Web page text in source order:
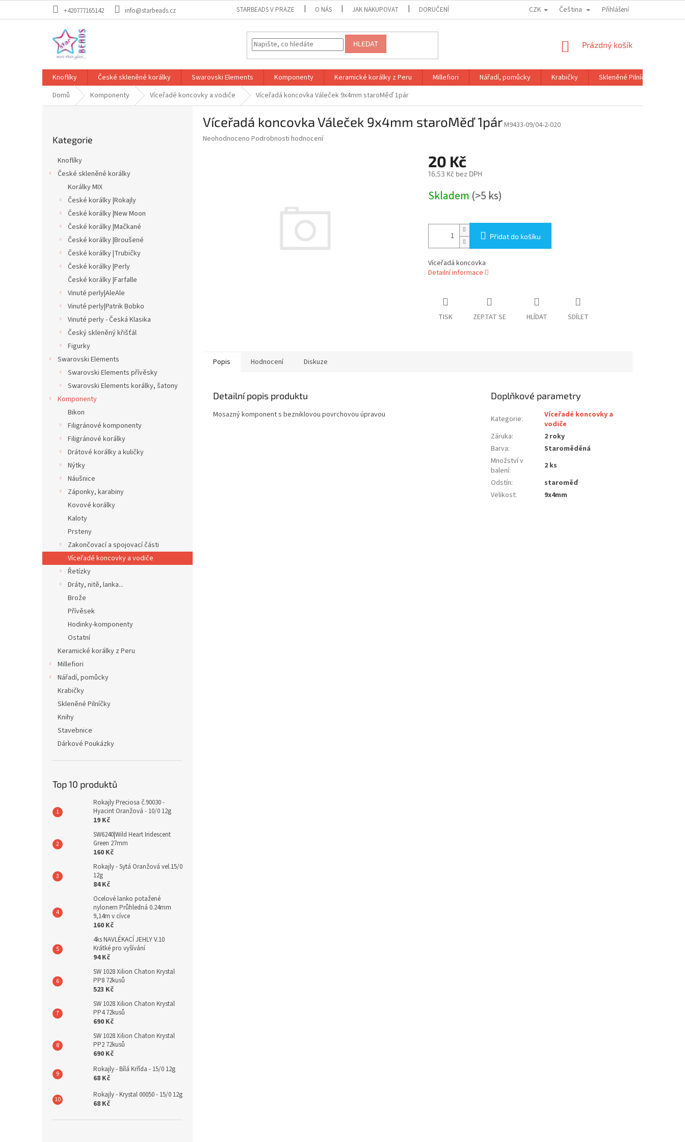
+420777165142 info@starbeads.cz STARBEADS V PRAZE O NÁS JAK NAKUPOVAT DORUČENÍ OBCHODNÍ PODMÍNKY GDPR
CZK Čeština Přihlášení
HLEDAT
NÁKUPNÍ
Prázdný košík
Knoflíky České skleněné korálky Swarovski Elements Komponenty Keramické korálky z Peru Millefiori Nářadí, pomůcky Krabičky Skleněné Pilníčky
Domů
Komponenty Víceřadé koncovky a vodiče Víceřadá koncovka Váleček 9x4mm staroMěď 1pár
kategorie
Kategorie
Knoflíky
České skleněné korálky
Korálky MIX
České korálky |Rokajly
České korálky |New Moon
České korálky |Mačkané
České korálky |Broušené
České korálky |Trubičky
České korálky |Perly
České korálky |Farfalle
Vinuté perly|AleAle
Vinuté perly|Patrik Bobko
Vinuté perly - Česká Klasika
Český skleněný křišťál
Figurky
Swarovski Elements
Swarovski Elements přívěsky
Swarovski Elements korálky, šatony
Komponenty
Bikon
Filigránové komponenty
Filigránové korálky
Drátové korálky a kuličky
Nýtky
Náušnice
Záponky, karabiny
Kovové korálky
Kaloty
Prsteny
Zakončovací a spojovací části
Víceřadé koncovky a vodiče
Řetízky
Dráty, nitě, lanka...
Brože
Přívěsek
Hodinky-komponenty
Ostatní
Keramické korálky z Peru
Millefiori
Nářadí, pomůcky
Krabičky
Skleněné Pilníčky
Knihy
Stavebnice
Dárkové Poukázky
Top 10 produktů
Rokajly Preciosa č.90030 -
Hyacint Oranžová - 10/0 12g
19 Kč
SW6240|Wild Heart Iridescent
Green 27mm
160 Kč
Rokajly - Sytá Oranžová vel.15/0
12g
84 Kč
Ocelové lanko potažené
nylonem Průhledná 0.24mm
9,14m v cívce
160 Kč
4ks NAVLÉKACÍ JEHLY V.10
Krátké pro vyšívání
94 Kč
SW 1028 Xilion Chaton Krystal
PP8 72kusů
523 Kč
SW 1028 Xilion Chaton Krystal
PP4 72kusů
690 Kč
SW 1028 Xilion Chaton Krystal
PP2 72kusů
690 Kč
Rokajly - Bílá Krřída - 15/0 12g
68 Kč
Rokajly - Krystal 00050 - 15/0 12g
68 Kč
Víceřadá koncovka Váleček 9x4mm staroMěď 1párM9433-09/04-2-020
Průměrné
Neohodnoceno Podrobnosti hodnocení
20 Kč
16,53 Kč bez DPH
cena:
Skladem (>5 ks)
Přidat do košíku
Víceřadá koncovka
Detailní informace
TISK ZEPTAT SE HLÍDAT SDÍLET
Popis Hodnocení Diskuze
Detailní popis produktu
Mosazný komponent s bezniklovou povrchovou úpravou
Doplňkové parametry
Kategorie:
Víceřadé koncovky a
vodiče
Záruka:
2 roky
Barva:
Staroměděná
Množství v
balení:
2 ks
Odstín:
staroměď
Velikost: 9x4mm